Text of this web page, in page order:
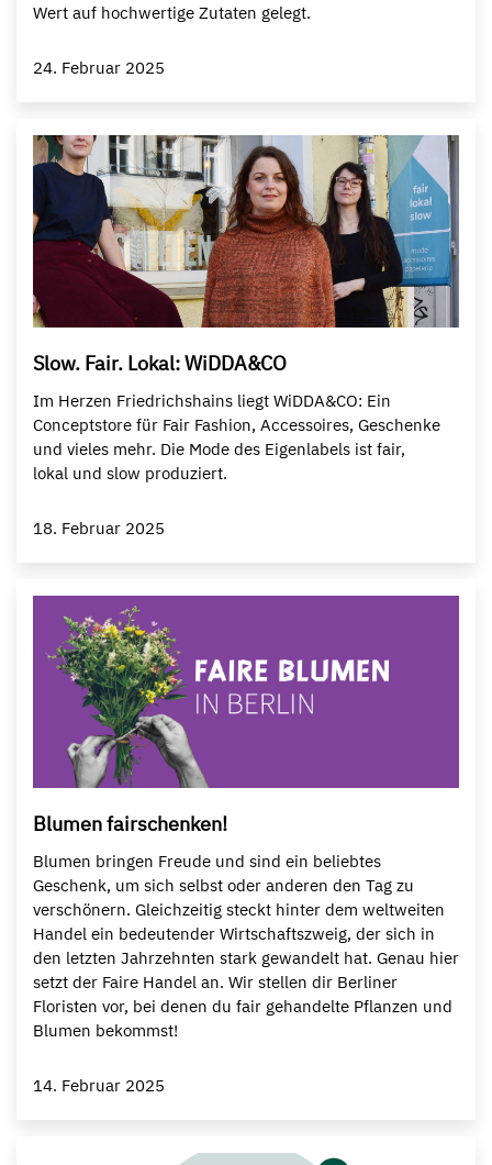
Wert auf hochwertige Zutaten gelegt.
24. Februar 2025
Slow. Fair. Lokal: WiDDA&CO
Im Herzen Friedrichshains liegt WiDDA&CO: Ein
Conceptstore für Fair Fashion, Accessoires, Geschenke
und vieles mehr. Die Mode des Eigenlabels ist fair,
lokal und slow produziert.
18. Februar 2025
Blumen fairschenken!
Blumen bringen Freude und sind ein beliebtes
Geschenk, um sich selbst oder anderen den Tag zu
verschönern. Gleichzeitig steckt hinter dem weltweiten
Handel ein bedeutender Wirtschaftszweig, der sich in
den letzten Jahrzehnten stark gewandelt hat. Genau hier
setzt der Faire Handel an. Wir stellen dir Berliner
Floristen vor, bei denen du fair gehandelte Pflanzen und
Blumen bekommst!
14. Februar 2025